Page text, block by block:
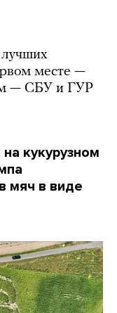
лучших
месте —
— СБУ и ГУР
кукурузном
мяч в виде